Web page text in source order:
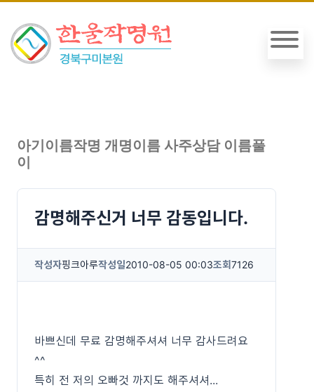
아기이름작명 개명이름 사주상담 이름풀
이
감명해주신거 너무 감동입니다.
작성자핑크아루작성일2010-08-05 00:03조회 7126
바쁘신데 무료 감명해주셔셔 너무 감사드려요
^^
특히 전 저의 오빠것 까지도 해주셔셔...